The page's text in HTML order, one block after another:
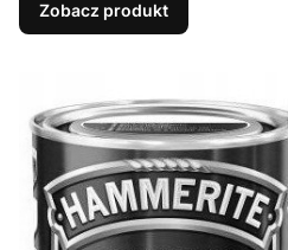
Zobacz produkt